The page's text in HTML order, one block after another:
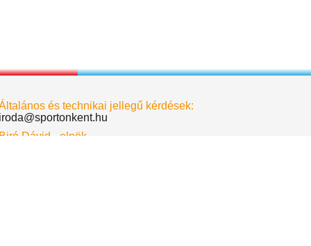
és technikai jellegű kérdések:
iroda@sportonkent.hu
Biró Dávid - elnök